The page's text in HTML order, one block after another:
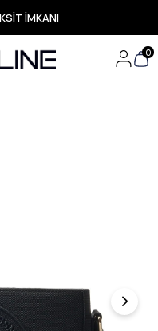
İMKANI
KARGO
Fırsatlar
Teslimat
0